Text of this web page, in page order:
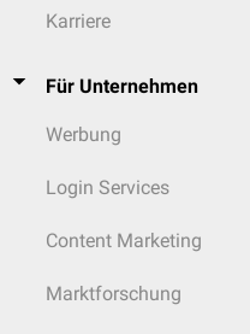
Karriere
Für Unternehmen
Werbung
Login Services
Content Marketing
Marktforschung